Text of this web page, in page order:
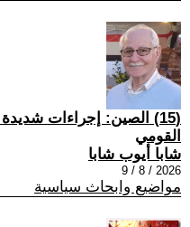
(15) الصين: إجراءات
القومي
شابا أيوب شابا
2026 / 8 / 9
مواضيع وابحاث سياسية